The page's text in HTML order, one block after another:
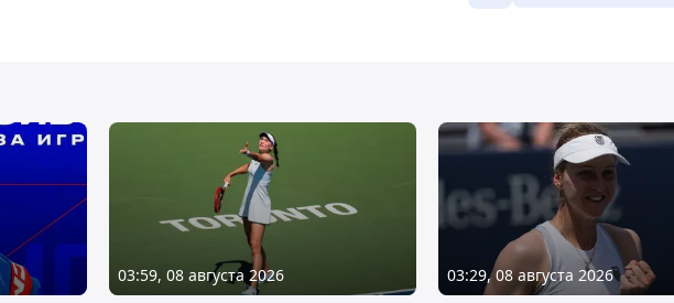
03:59, 08 августа 2026 03:29, 08 августа 2026